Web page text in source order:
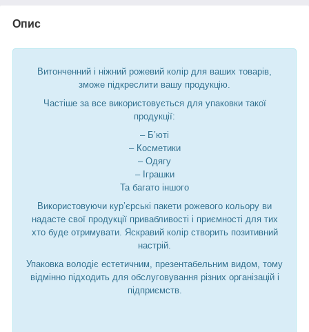
Опис
Витонченний і ніжний рожевий колір для ваших товарів,
зможе підкреслити вашу продукцію.
Частіше за все використовується для упаковки такої
продукції:
– Б’юті
– Косметики
– Одягу
– Іграшки
Та багато іншого
Використовуючи кур’єрські пакети рожевого кольору ви
надасте свої продукції привабливості і приємності для тих
хто буде отримувати. Яскравий колір створить позитивний
настрій.
Упаковка володіє естетичним, презентабельним видом, тому
відмінно підходить для обслуговування різних організацій і
підприємств.